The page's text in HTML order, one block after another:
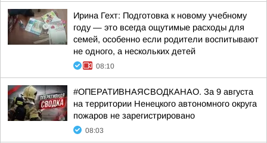
Ирина Гехт: Подготовка к новому учебному
году — это всегда ощутимые расходы для
семей, особенно если родители воспитывают
не одного, а нескольких детей
08:10
#ОПЕРАТИВНАЯСВОДКАНАО. За 9 августа
на территории Ненецкого автономного округа
пожаров не зарегистрировано
08:03